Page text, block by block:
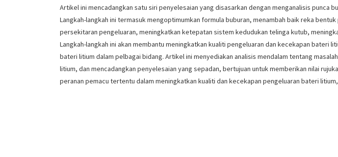
Artikel ini mencadangkan satu siri penyelesaian yang disasarkan dengan menganalisis
Langkah-langkah ini termasuk mengoptimumkan formula buburan, menambah baik reka
persekitaran pengeluaran, meningkatkan ketepatan sistem kedudukan telinga kutub,
Langkah-langkah ini akan membantu meningkatkan kualiti pengeluaran dan kecekapan bateri
bateri litium dalam pelbagai bidang. Artikel ini menyediakan analisis mendalam tentang
litium, dan mencadangkan penyelesaian yang sepadan, bertujuan untuk memberikan nilai
peranan pemacu tertentu dalam meningkatkan kualiti dan kecekapan pengeluaran bateri